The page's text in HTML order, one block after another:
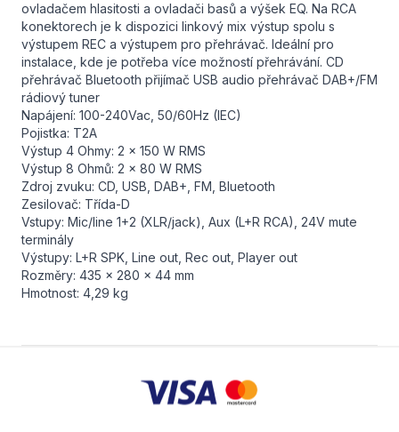
ovladačem hlasitosti a ovladači basů a výšek EQ. Na RCA
konektorech je k dispozici linkový mix výstup spolu s
výstupem REC a výstupem pro přehrávač. Ideální pro
instalace, kde je potřeba více možností přehrávání. CD
přehrávač Bluetooth přijímač USB audio přehrávač DAB+/FM
rádiový tuner
Napájení: 100-240Vac, 50/60Hz (IEC)
Pojistka: T2A
Výstup 4 Ohmy: 2 x 150 W RMS
Výstup 8 Ohmů: 2 x 80 W RMS
Zdroj zvuku: CD, USB, DAB+, FM, Bluetooth
Zesilovač: Třída-D
Vstupy: Mic/line 1+2 (XLR/jack), Aux (L+R RCA), 24V mute
terminály
Výstupy: L+R SPK, Line out, Rec out, Player out
Rozměry: 435 x 280 x 44 mm
Hmotnost: 4,29 kg